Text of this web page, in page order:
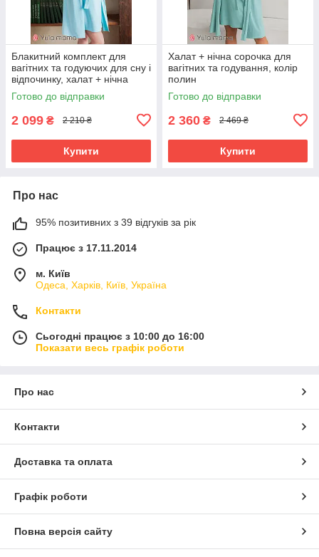
Блакитний комплект для
вагітних та годуючих для сну і
відпочинку, халат + нічна
сорочка
Готово до відправки
2 099 ₴ 2 210 ₴
Купити
Халат + нічна сорочка для
вагітних та годування, колір
полин
Готово до відправки
2 360 ₴ 2 469 ₴
Купити
Про нас
95% позитивних з 39 відгуків за рік
Працює з 17.11.2014
м. Київ
Одеса, Харків, Київ, Україна
Контакти
Сьогодні працює з 10:00 до 16:00
Показати весь графік роботи
Про нас
Контакти
Доставка та оплата
Графік роботи
Повна версія сайту